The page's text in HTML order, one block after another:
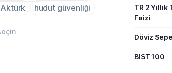
hudut güvenliği
TR 2 Yıllık
Faizi
Döviz
BIST 100